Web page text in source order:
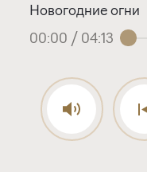
Новогодние огни
00:00 / 04:13